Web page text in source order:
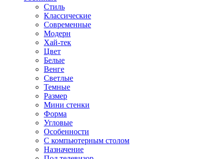
Стиль
Классические
Современные
Модерн
Хай-тек
Цвет
Белые
Венге
Светлые
Темные
Размер
Мини стенки
Форма
Угловые
Особенности
С компьютерным столом
Назначение